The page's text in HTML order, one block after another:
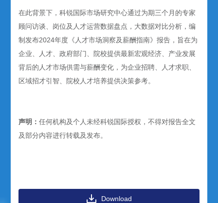
在此背景下，科锐国际市场研究中心通过为期三个月的专家
顾问访谈、岗位及人才运营数据盘点，大数据对比分析，编
制发布2024年度《人才市场洞察及薪酬指南》报告，旨在为
企业、人才、政府部门、院校提供最新宏观经济、产业发展
背后的人才市场供需与薪酬变化，为企业招聘、人才求职、
区域招才引智、院校人才培养提供决策参考。
声明：任何机构及个人未经科锐国际授权，不得对报告全文
及部分内容进行转载及发布。
Download